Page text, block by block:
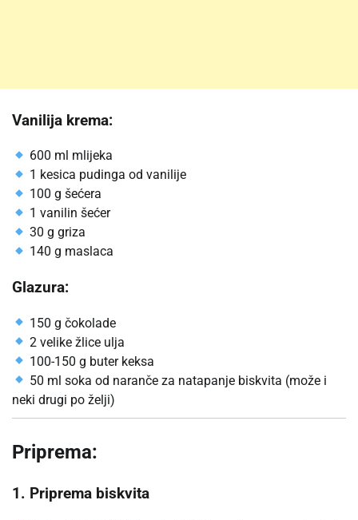
Vanilija krema:
600 ml mlijeka
1 kesica pudinga od vanilije
100 g šećera
1 vanilin šećer
30 g griza
140 g maslaca
Glazura:
150 g čokolade
2 velike žlice ulja
100-150 g buter keksa
50 ml soka od naranče za natapanje biskvita (može i
neki drugi po želji)
Priprema:
1. Priprema biskvita